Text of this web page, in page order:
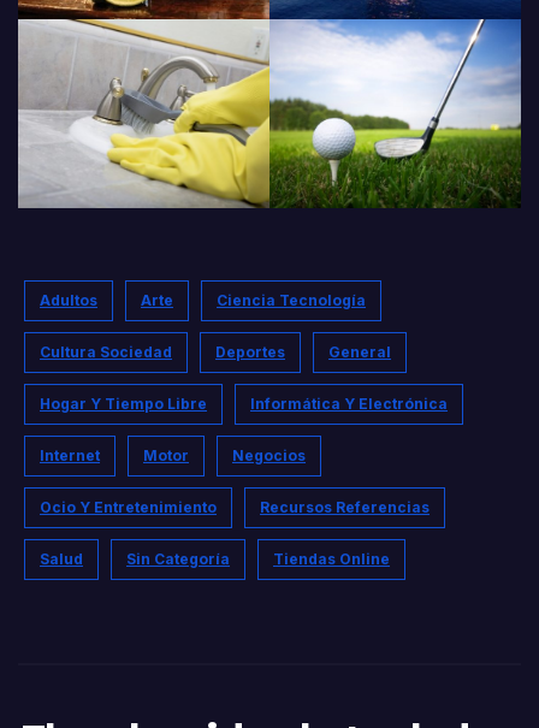
Adultos Arte Ciencia Tecnología
Cultura Sociedad Deportes General
Hogar Y Tiempo Libre Informática Y Electrónica
Internet Motor Negocios
Ocio Y Entretenimiento Recursos Referencias
Salud Sin Categoría Tiendas Online